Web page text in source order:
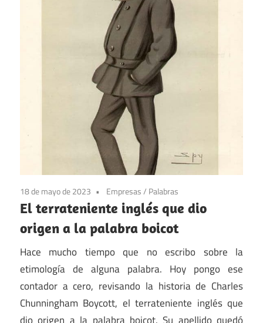
18 de mayo de 2023 Empresas/ Palabras
El terrateniente inglés que dio
origen a la palabra boicot
Hace mucho tiempo que no escribo sobre la
etimología de alguna palabra. Hoy pongo ese
contador a cero, revisando la historia de Charles
Chunningham Boycott, el terrateniente inglés que
dio origen a la palabra boicot. Su apellido quedó